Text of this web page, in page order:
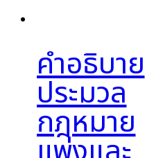
คำอธิบาย
ประมวล
กฎหมาย